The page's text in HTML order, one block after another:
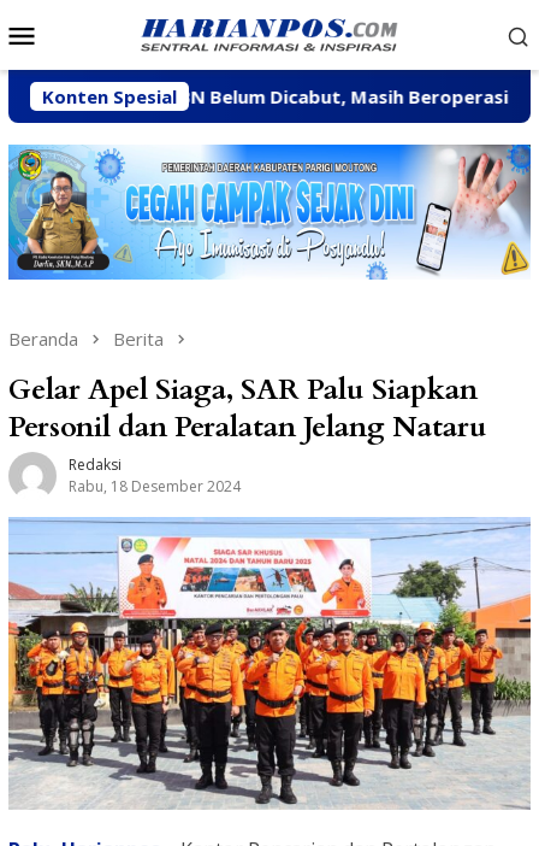
ke
Mobile
Konten Spesial
CV BBN Belum Dicabut, Masih Beroperasi Bakal Ditindak
Beranda Berita
Gelar Apel Siaga, SAR Palu Siapkan
Personil dan Peralatan Jelang Nataru
Redaksi
Rabu, 18 Desember 2024